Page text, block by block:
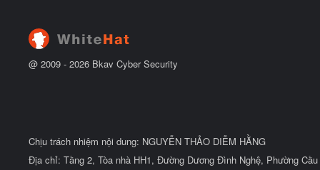
u
@ 2009 - 2026 Bkav Cyber Security
Chịu trách nhiệm nội dung: NGUYỄN THẢO DIỄM HẰNG
Địa chỉ: Tầng 2, Tòa nhà HH1, Đường Dương Đình Nghệ, Phường